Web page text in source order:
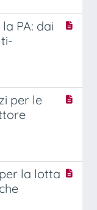
PA: dai
per le
la lotta